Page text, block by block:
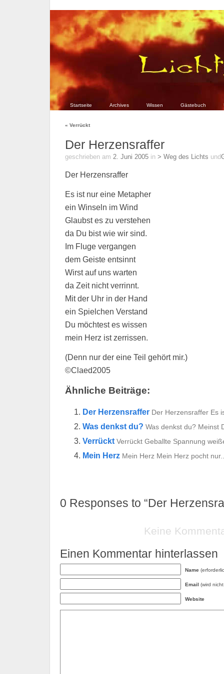
Startseite Archives Wissen Gästebuch
« Verrückt
Der Herzensraffer
geschrieben am 2. Juni 2005 in > Weg des Lichts und
Der Herzensraffer
Es ist nur eine Metapher
ein Winseln im Wind
Glaubst es zu verstehen
da Du bist wie wir sind.
Im Fluge vergangen
dem Geiste entsinnt
Wirst auf uns warten
da Zeit nicht verrinnt.
Mit der Uhr in der Hand
ein Spielchen Verstand
Du möchtest es wissen
mein Herz ist zerrissen.
(Denn nur der eine Teil gehört mir.)
©Claed2005
Ähnliche Beiträge:
Der Herzensraffer Der Herzensraffer Es
Was denkst du? Was denkst du? Meinst
Verrückt Verrückt Geballte Spannung
Mein Herz Mein Herz Mein Herz pocht
0 Responses to “Der
Keine
Einen Kommentar hinterlassen
Name
Email (wird
Website